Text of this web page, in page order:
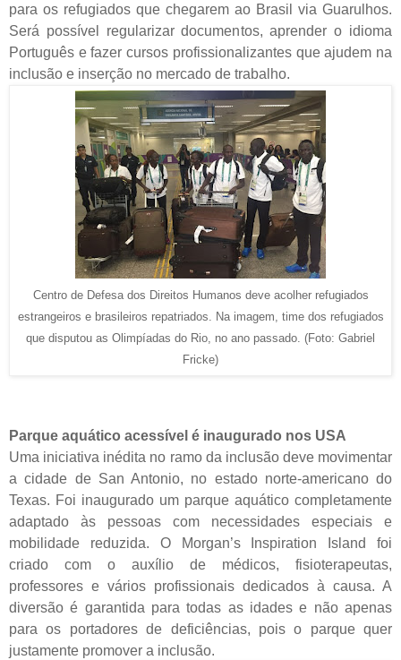
para os refugiados que chegarem ao Brasil via Guarulhos.
Será possível regularizar documentos, aprender o idioma
Português e fazer cursos profissionalizantes que ajudem na
inclusão e inserção no mercado de trabalho.
Centro de Defesa dos Direitos Humanos deve acolher refugiados
estrangeiros e brasileiros repatriados. Na imagem, time dos refugiados
que disputou as Olimpíadas do Rio, no ano passado. (Foto: Gabriel
Fricke)
Parque aquático acessível é inaugurado nos USA
Uma iniciativa inédita no ramo da inclusão deve movimentar
a cidade de San Antonio, no estado norte-americano do
Texas. Foi inaugurado um parque aquático completamente
adaptado às pessoas com necessidades especiais e
mobilidade reduzida. O Morgan’s Inspiration Island foi
criado com o auxílio de médicos, fisioterapeutas,
professores e vários profissionais dedicados à causa. A
diversão é garantida para todas as idades e não apenas
para os portadores de deficiências, pois o parque quer
justamente promover a inclusão.